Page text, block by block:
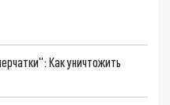
Как уничтожить